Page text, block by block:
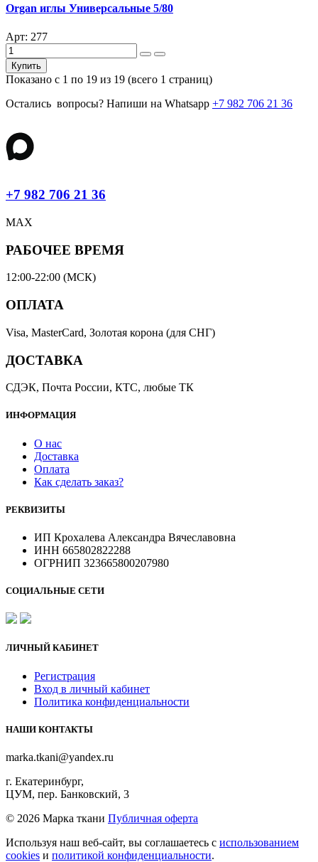
Organ иглы Универсальные 5/80
Арт: 277
Купить
Показано с 1 по 19 из 19 (всего 1 страниц)
Остались вопросы? Напиши на Whatsapp +7 982 706 21 36
+7 982 706 21 36
MAX
РАБОЧЕЕ ВРЕМЯ
12:00-22:00 (МСК)
ОПЛАТА
Visa, MasterCard, Золотая корона (для СНГ)
ДОСТАВКА
СДЭК, Почта России, КТС, любые ТК
ИНФОРМАЦИЯ
О нас
Доставка
Оплата
Как сделать заказ?
РЕКВИЗИТЫ
ИП Крохалева Александра Вячеславовна
ИНН 665802822288
ОГРНИП 323665800207980
СОЦИАЛЬНЫЕ СЕТИ
ЛИЧНЫЙ КАБИНЕТ
Регистрация
Вход в личный кабинет
Политика конфиденциальности
НАШИ КОНТАКТЫ
marka.tkani@yandex.ru
г. Екатеринбург,
ЦУМ, пер. Банковский, 3
© 2026 Марка ткани Публичная оферта
Используя наш веб-сайт, вы соглашаетесь с использованием
cookies и политикой конфиденциальности.